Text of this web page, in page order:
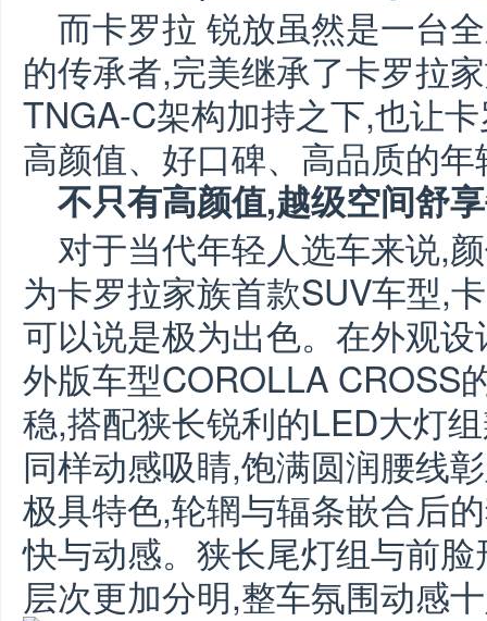
而卡罗拉 锐放虽然是一台
的传承者,完美继承了卡罗拉
TNGA-C架构加持之下,也让
高颜值、好口碑、高品质的
不只有高颜值,越级空间舒
对于当代年轻人选车来说,
为卡罗拉家族首款SUV车型,
可以说是极为出色。在外观
外版车型COROLLA CROSS
稳,搭配狭长锐利的LED大灯
同样动感吸睛,饱满圆润腰线
极具特色,轮辋与辐条嵌合后
快与动感。狭长尾灯组与前
层次更加分明,整车氛围动感